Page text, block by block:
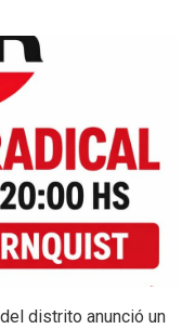
distrito anunció un